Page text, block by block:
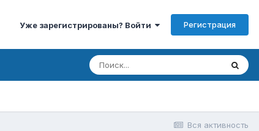
Уже зарегистрированы? Войти Регистрация
Вся активность